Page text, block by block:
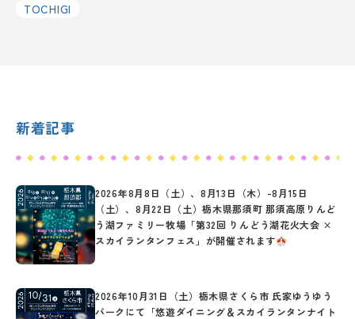
TOCHIGI
新着記事
2026年8月8日（土）、8月13日（木）-8月15日
（土）、8月22日（土）栃木県那須町 那須高原りんど
う湖ファミリー牧場「第32回 りんどう湖花火大会 ×
スカイランタンフェス」が開催されます
2026年10月31日（土）栃木県さくら市 氏家ゆうゆう
パークにて「悠遊ダイニング＆スカイランタンナイト